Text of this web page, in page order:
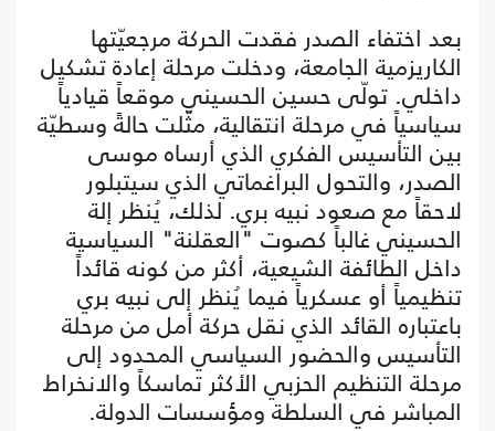
بعد اختفاء الصدر فقدت الحركة مرجعيّتها
الكاريزمية الجامعة، ودخلت مرحلة إعادة تشكيل
داخلي. تولّى حسين الحسيني موقعاً قيادياً
سياسياً في مرحلة انتقالية، مثّلت حالةً وسطيّة
بين التأسيس الفكري الذي أرساه موسى
الصدر، والتحول البراغماتي الذي سيتبلور
لاحقاً مع صعود نبيه بري. لذلك، يُنظر إلة
الحسيني غالباً كصوت "العقلنة" السياسية
داخل الطائفة الشيعية، أكثر من كونه قائداً
تنظيمياً أو عسكرياً فيما يُنظر إلى نبيه بري
باعتباره القائد الذي نقل حركة أمل من مرحلة
التأسيس والحضور السياسي المحدود إلى
مرحلة التنظيم الحزبي الأكثر تماسكاً والانخراط
المباشر في السلطة ومؤسسات الدولة.